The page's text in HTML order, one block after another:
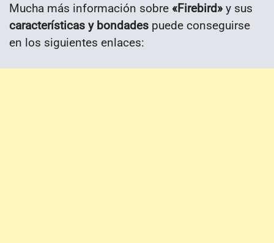
Mucha más información sobre «Firebird» y sus
características y bondades puede conseguirse
en los siguientes enlaces: